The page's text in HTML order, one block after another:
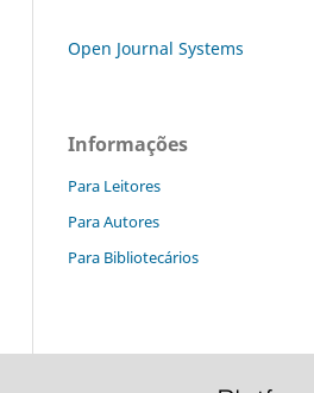
Open Journal Systems
Informações
Para Leitores
Para Autores
Para Bibliotecários